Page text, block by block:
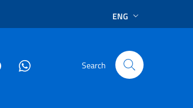
ENG
Search